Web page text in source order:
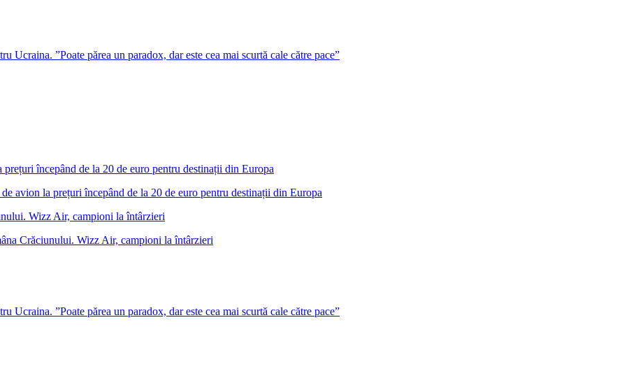
Ucraina. ”Poate părea un paradox, dar este cea mai scurtă cale către pace”
avion la prețuri începând de la 20 de euro pentru destinații din Europa
Crăciunului. Wizz Air, campioni la întârzieri
Ucraina. ”Poate părea un paradox, dar este cea mai scurtă cale către pace”